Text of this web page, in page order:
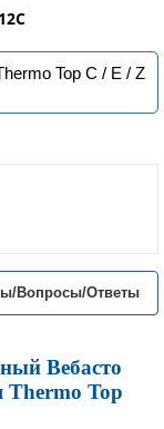
Top C / E / Z
Вопросы/Ответы
Вебасто
Thermo Top